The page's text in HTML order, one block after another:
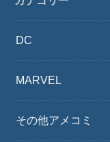
DC
MARVEL
その他アメコミ